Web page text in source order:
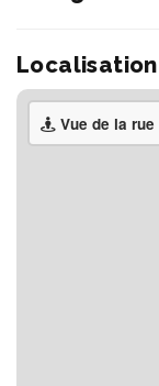
Localisation
Vue de la rue